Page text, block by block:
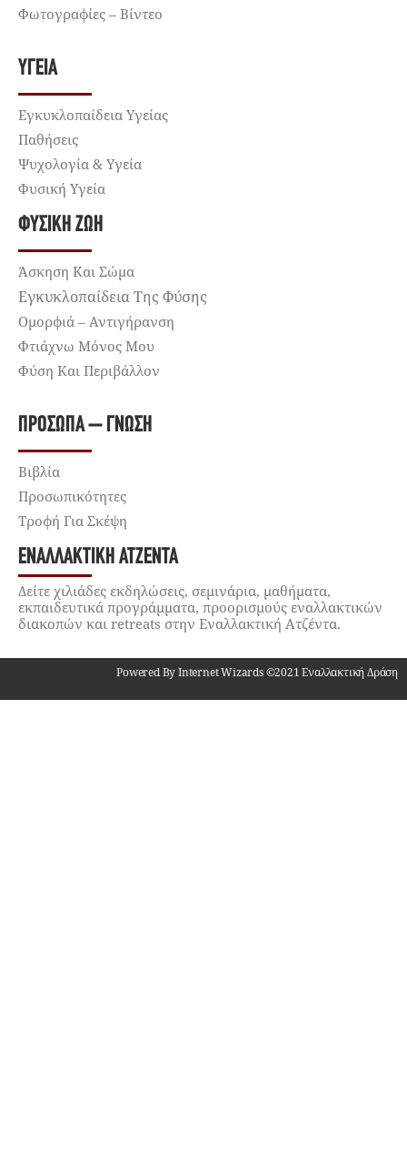
Φωτογραφίες – Βίντεο
ΥΓΕΊΑ
Εγκυκλοπαίδεια Υγείας
Παθήσεις
Ψυχολογία & Υγεία
Φυσική Υγεία
ΦΥΣΙΚΉ ΖΩΉ
Άσκηση Και Σώμα
Εγκυκλοπαίδεια Της Φύσης
Ομορφιά – Αντιγήρανση
Φτιάχνω Μόνος Μου
Φύση Και Περιβάλλον
ΠΡΌΣΩΠΑ – ΓΝΏΣΗ
Βιβλία
Προσωπικότητες
Τροφή Για Σκέψη
ΕΝΑΛΛΑΚΤΙΚΉ ΑΤΖΈΝΤΑ
Δείτε χιλιάδες εκδηλώσεις, σεμινάρια, μαθήματα,
εκπαιδευτικά προγράμματα, προορισμούς εναλλακτικών
διακοπών και retreats στην Εναλλακτική Ατζέντα.
Powered By Internet Wizards ©2021 Εναλλακτική Δράση